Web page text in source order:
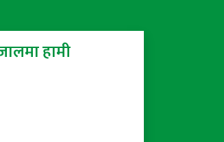
हामी